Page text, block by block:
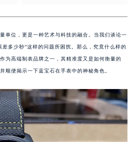
单位，更是一种艺术与科技的融合。当我们谈论一
多少秒”这样的问题所困扰。那么，究竟什么样的
为高端制表品牌之一，其精准度又是如何衡量的
顺便揭示一下蓝宝石在手表中的神秘角色。